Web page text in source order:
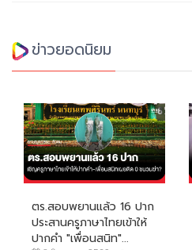
ข่าวยอดนิยม
ตร.สอบพยานแล้ว 16 ปาก
ประสานครูภาษาไทยเข้าให้
ปากคำ "เพื่อนสนิท"...